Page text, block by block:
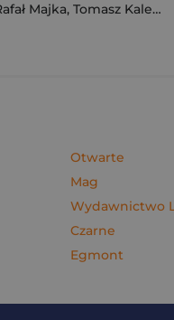
Majka, Tomasz Kalemba
Otwarte
Mag
Wydawnictwo
Czarne
Egmont